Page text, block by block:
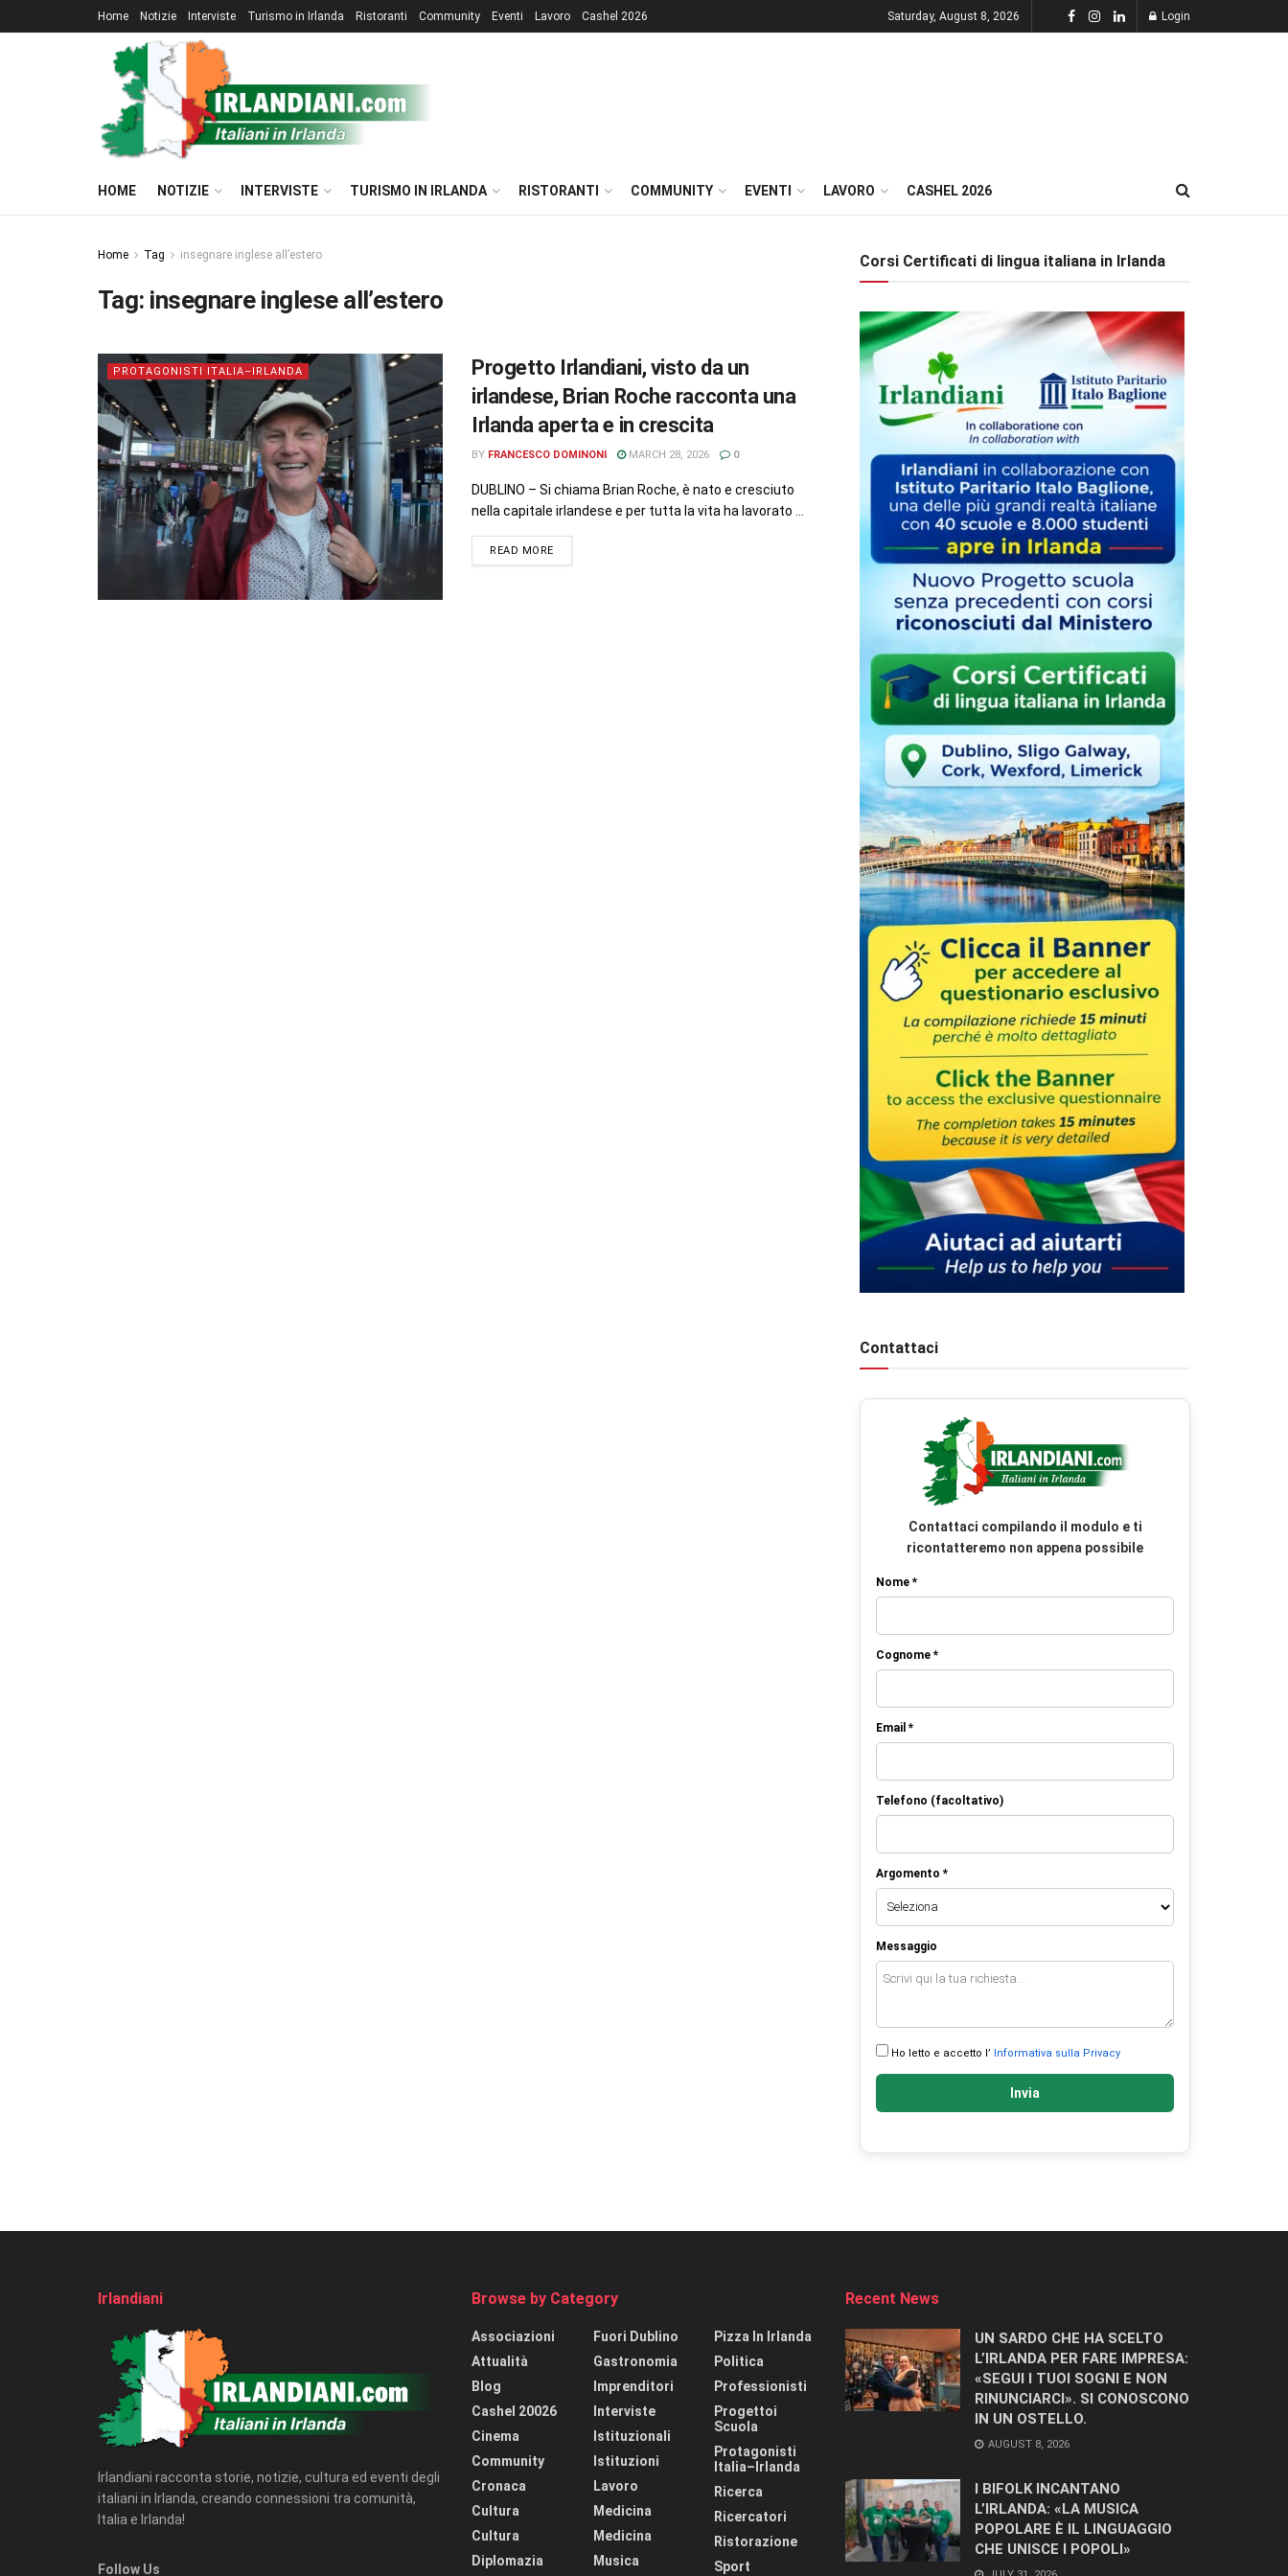
Home Notizie Interviste Turismo in Irlanda Ristoranti Community Eventi Lavoro Cashel 2026 Saturday, August 8, 2026 Login
HOME NOTIZIE INTERVISTE TURISMO IN IRLANDA RISTORANTI COMMUNITY EVENTI LAVORO CASHEL 2026
Home Tag insegnare inglese all’estero
Tag: insegnare inglese all’estero
PROTAGONISTI ITALIA–IRLANDA
Progetto Irlandiani, visto da un
irlandese, Brian Roche racconta una
Irlanda aperta e in crescita
BY FRANCESCO DOMINONI MARCH 28, 2026 0
DUBLINO – Si chiama Brian Roche, è nato e cresciuto
nella capitale irlandese e per tutta la vita ha lavorato ...
READ MORE
Corsi Certificati di lingua italiana in Irlanda
Contattaci
Contattaci compilando il modulo e ti
ricontatteremo non appena possibile
Nome *
Cognome *
Email *
Telefono (facoltativo)
Argomento *
Messaggio
Ho letto e accetto l’ Informativa sulla Privacy
Invia
Irlandiani
Irlandiani racconta storie, notizie, cultura ed eventi degli
italiani in Irlanda, creando connessioni tra comunità,
Italia e Irlanda!
Follow Us
Browse by Category
Associazioni
Attualità
Blog
Cashel 20026
Cinema
Community
Cronaca
Cultura
Cultura
Diplomazia
Fuori Dublino
Gastronomia
Imprenditori
Interviste
Istituzionali
Istituzioni
Lavoro
Medicina
Medicina
Musica
Pizza In Irlanda
Politica
Professionisti
Progettoi
Scuola
Protagonisti
Italia–Irlanda
Ricerca
Ricercatori
Ristorazione
Sport
Recent News
UN SARDO CHE HA SCELTO
L’IRLANDA PER FARE IMPRESA:
«SEGUI I TUOI SOGNI E NON
RINUNCIARCI». SI CONOSCONO
IN UN OSTELLO.
AUGUST 8, 2026
I BIFOLK INCANTANO
L’IRLANDA: «LA MUSICA
POPOLARE È IL LINGUAGGIO
CHE UNISCE I POPOLI»